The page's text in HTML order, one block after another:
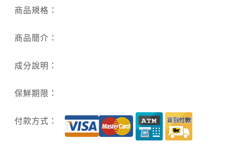
商品規格：
商品簡介：
成分說明：
保鮮期限：
付款方式：